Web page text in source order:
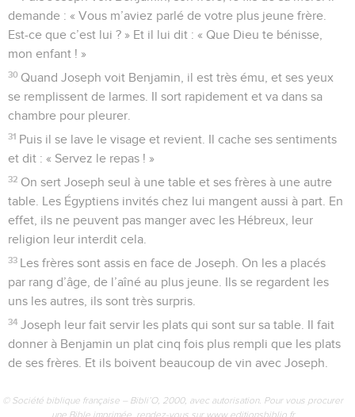
demande : « Vous m’aviez parlé de votre plus jeune frère.
Est-ce que c’est lui ? » Et il lui dit : « Que Dieu te bénisse,
mon enfant ! »
30 Quand Joseph voit Benjamin, il est très ému, et ses yeux
se remplissent de larmes. Il sort rapidement et va dans sa
chambre pour pleurer.
31 Puis il se lave le visage et revient. Il cache ses sentiments
et dit : « Servez le repas ! »
32 On sert Joseph seul à une table et ses frères à une autre
table. Les Égyptiens invités chez lui mangent aussi à part. En
effet, ils ne peuvent pas manger avec les Hébreux, leur
religion leur interdit cela.
33 Les frères sont assis en face de Joseph. On les a placés
par rang d’âge, de l’aîné au plus jeune. Ils se regardent les
uns les autres, ils sont très surpris.
34 Joseph leur fait servir les plats qui sont sur sa table. Il fait
donner à Benjamin un plat cinq fois plus rempli que les plats
de ses frères. Et ils boivent beaucoup de vin avec Joseph.
© Société biblique française – Bibli’O, 2000, avec autorisation. Pour vous procurer
une Bible imprimée, rendez-vous sur www.editionsbiblio.fr